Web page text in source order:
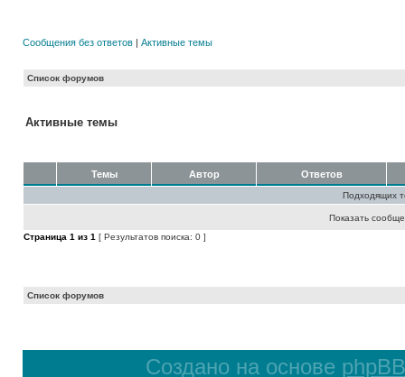
Сообщения без ответов | Активные темы
Список форумов
Активные темы
Темы Автор Ответов
Подходящих
Показать
Страница 1 из 1 [ Результатов поиска: 0 ]
Список форумов
Создано на основе phpBB